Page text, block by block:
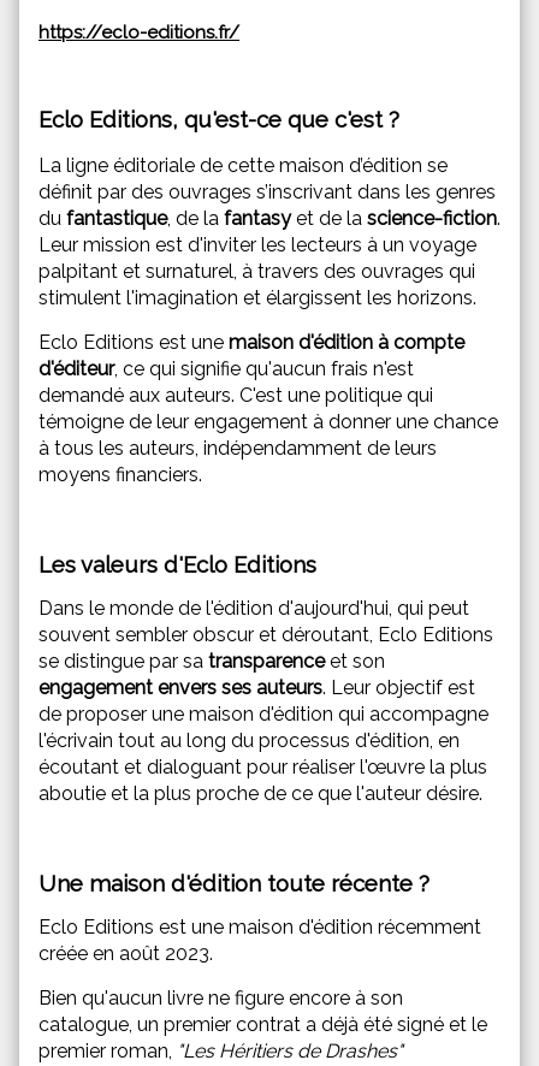
https://eclo-editions.fr/
Eclo Editions, qu'est-ce que c'est ?
La ligne éditoriale de cette maison d’édition se
définit par des ouvrages s’inscrivant dans les genres
du fantastique, de la fantasyet de la science-fiction.
Leur mission est d'inviter les lecteurs à un voyage
palpitant et surnaturel, à travers des ouvrages qui
stimulent l'imagination et élargissent les horizons.
Eclo Editions est une maison d'édition à compte
d'éditeur, ce qui signifie qu'aucun frais n'est
demandé aux auteurs. C'est une politique qui
témoigne de leur engagement à donner une chance
à tous les auteurs, indépendamment de leurs
moyens financiers.
Les valeurs d'Eclo Editions
Dans le monde de l'édition d'aujourd'hui, qui peut
souvent sembler obscur et déroutant, Eclo Editions
se distingue par sa transparenceet son
engagement envers ses auteurs. Leur objectif est
de proposer une maison d'édition qui accompagne
l'écrivain tout au long du processus d'édition, en
écoutant et dialoguant pour réaliser l'œuvre la plus
aboutie et la plus proche de ce que l'auteur désire.
Une maison d'édition toute récente ?
Eclo Editions est une maison d'édition récemment
créée en août 2023.
Bien qu'aucun livre ne figure encore à son
catalogue, un premier contrat a déjà été signé et le
premier roman, "Les Héritiers de Drashes"